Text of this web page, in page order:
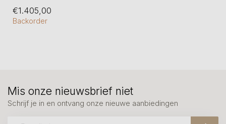
merk Bosa. ...
€1.405,00
Backorder
Mis onze nieuwsbrief niet
Schrijf je in en ontvang onze nieuwe aanbiedingen